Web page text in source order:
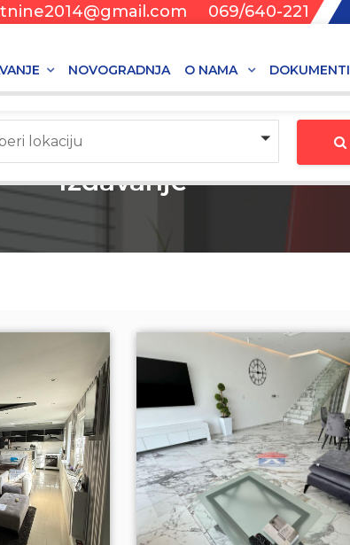
069/640-221
NOVOGRADNJA O NAMA DOKUMENTI
Izdavanje
lokaciju